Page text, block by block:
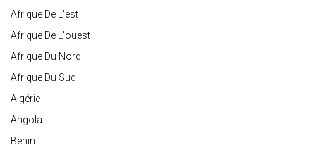
Afrique De L'est
Afrique De L'ouest
Afrique Du Nord
Afrique Du Sud
Algérie
Angola
Bénin